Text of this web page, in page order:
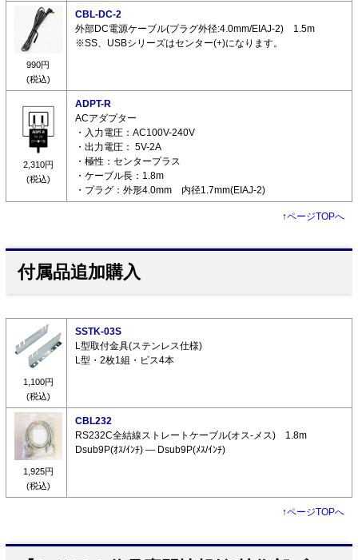
990円
(税込)
CBL-DC-2
外部DC電源ケーブル(プラグ外径:4.0mm/EIAJ-2) 1.5m
※SS、USBシリーズはセンター(+)になります。
2,310円
(税込)
ADPT-R
ACアダプター
・入力電圧：AC100V-240V
・出力電圧： 5V-2A
・極性：センタープラス
・ケーブル長：1.8m
・プラグ：外形4.0mm 内径1.7mm(EIAJ-2)
↑ページTOPへ
付属品追加購入
1,100円
(税込)
SSTK-03S
L型取付金具(ステンレス仕様)
L型・2枚1組・ビス4本
1,925円
(税込)
CBL232
RS232C全結線ストレートケーブル(オス-メス) 1.8m
Dsub9P(ｵｽ/ｲﾝﾁ) ― Dsub9P(ﾒｽ/ｲﾝﾁ)
↑ページTOPへ